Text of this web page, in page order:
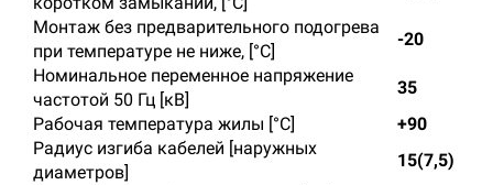
Монтаж без предварительного подогрева
при температуре не ниже, [°С]
-20
Номинальное переменное напряжение
частотой 50 Гц [кВ]
35
Рабочая температура жилы [°С]
+90
Радиус изгиба кабелей [наружных
диаметров]
15(7,5)